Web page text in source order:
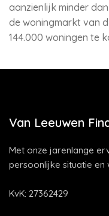
aanzienlijk minder
de woningmarkt van
144.000 woningen te
Van Leeuwen
Met onze jarenlange
persoonlijke situatie en
KvK: 27362429